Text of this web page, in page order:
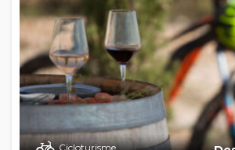
Cicloturisme